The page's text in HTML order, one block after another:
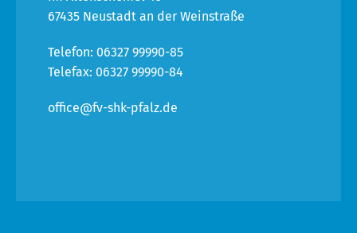
67435 Neustadt an der Weinstraße
Telefon: 06327 99990-85
Telefax: 06327 99990-84
office@fv-shk-pfalz.de